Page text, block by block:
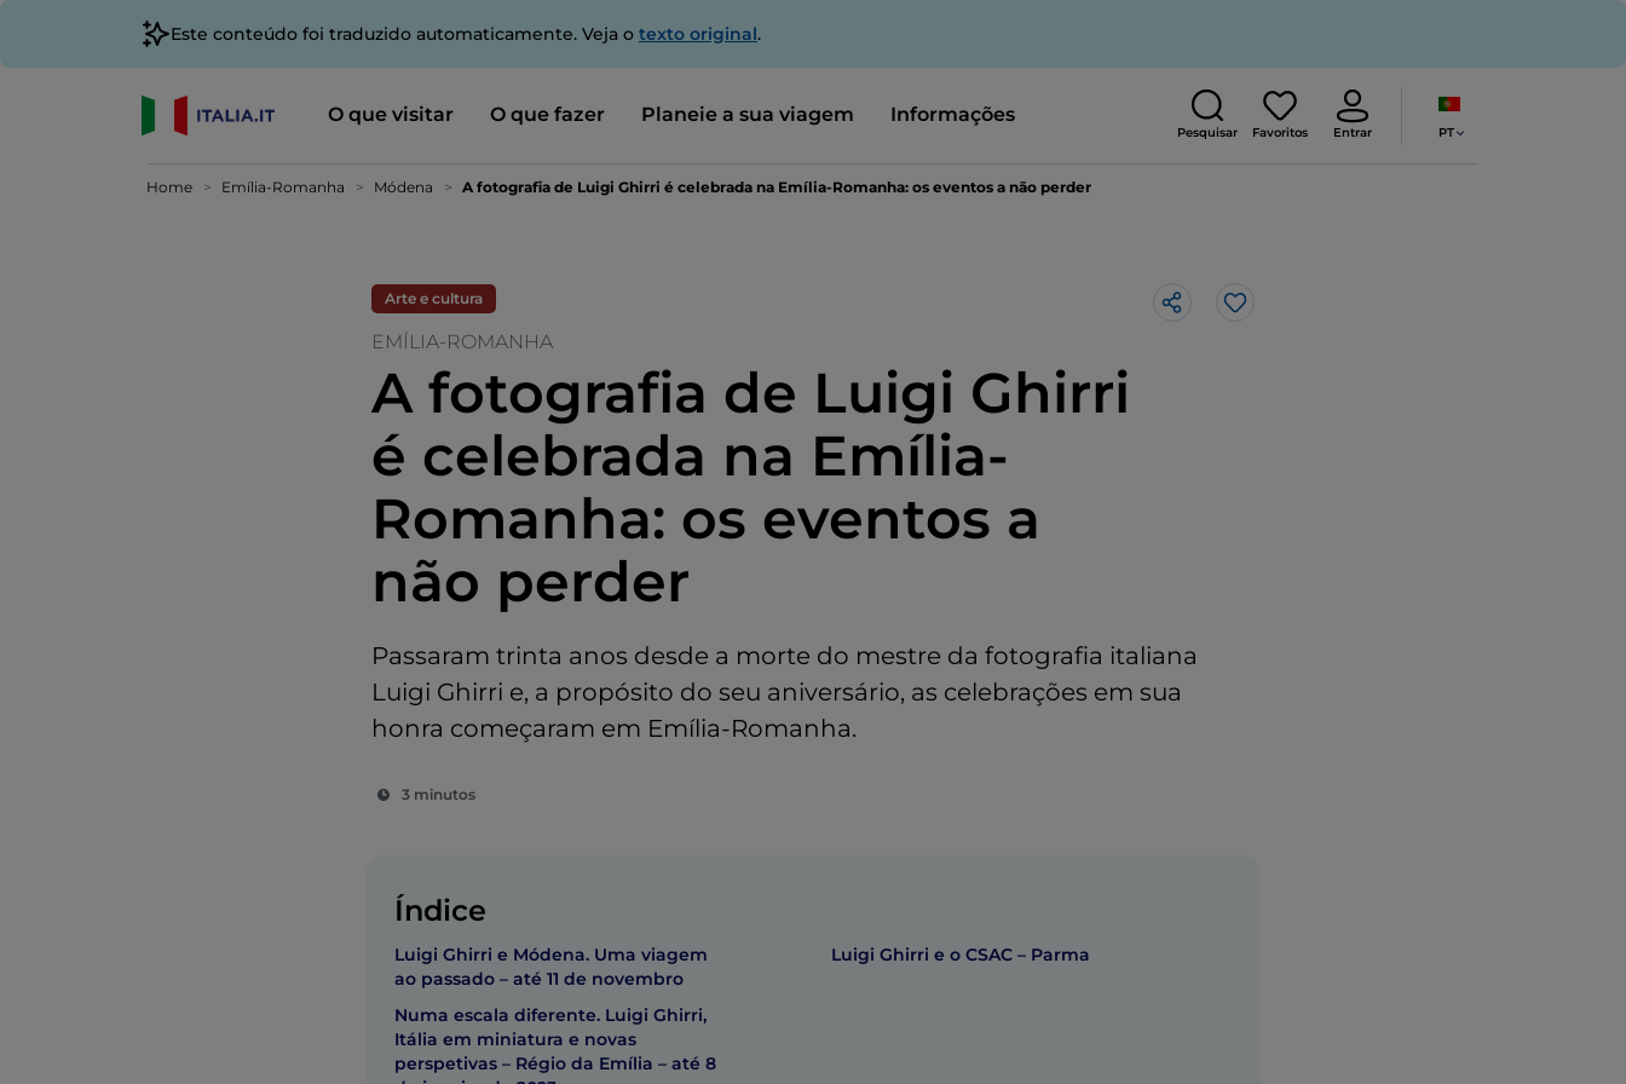
Este conteúdo foi traduzido automaticamente. Veja o texto original.
O que visitar O que fazer Planeie a sua viagem Informações
Pesquisar Favoritos Entrar PT
Home Emília-Romanha Módena A fotografia de Luigi Ghirri é celebrada na Emília-Romanha: os eventos a não perder
Arte e cultura
EMÍLIA-ROMANHA
A fotografia de Luigi Ghirri
é celebrada na Emília-
Romanha: os eventos a
não perder
Passaram trinta anos desde a morte do mestre da fotografia italiana
Luigi Ghirri e, a propósito do seu aniversário, as celebrações em sua
honra começaram em Emília-Romanha.
3 minutos
Gosto
Índice
Luigi Ghirri e Módena. Uma viagem
ao passado – até 11 de novembro
Numa escala diferente. Luigi Ghirri,
Itália em miniatura e novas
perspetivas – Régio da Emília – até 8
Luigi Ghirri e o CSAC – Parma